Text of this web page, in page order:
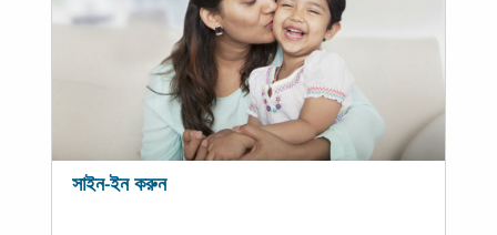
সাইন-ইন করুন